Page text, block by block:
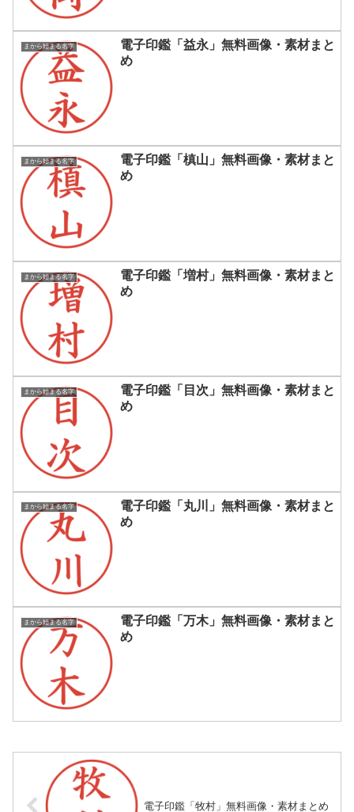
まから始まる名字
電子印鑑「益永」無料画像・素材まと
め
まから始まる名字
電子印鑑「槙山」無料画像・素材まと
め
まから始まる名字
電子印鑑「増村」無料画像・素材まと
め
まから始まる名字
電子印鑑「目次」無料画像・素材まと
め
まから始まる名字
電子印鑑「丸川」無料画像・素材まと
め
まから始まる名字
電子印鑑「万木」無料画像・素材まと
め
電子印鑑「牧村」無料画像・素材まとめ